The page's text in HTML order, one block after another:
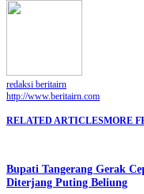
redaksi beritairn
http://www.beritairn.com
RELATED ARTICLESMORE
Bupati Tangerang Gerak
Diterjang Puting Beliung